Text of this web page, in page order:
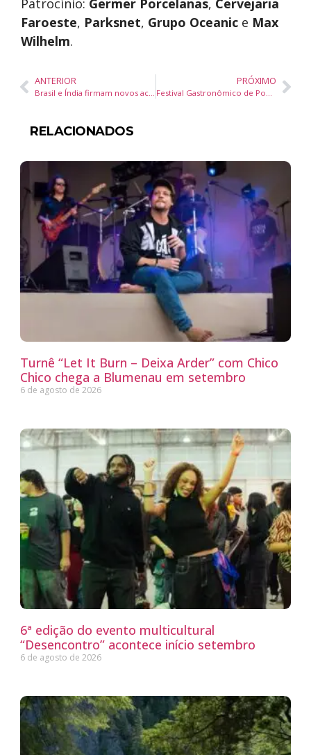
Patrocínio: Germer Porcelanas, Cervejaria
Faroeste, Parksnet, Grupo Oceanic e Max
Wilhelm.
ANTERIOR
Brasil e Índia firmam novos acordos em energia, segurança e tecnologia e reforçam aliança estratégica no Sul Global
PRÓXIMO
Festival Gastronômico de Pomerode leva visitantes a uma viagem de sabores
RELACIONADOS
Turnê “Let It Burn – Deixa Arder” com Chico
Chico chega a Blumenau em setembro
6 de agosto de 2026
6ª edição do evento multicultural
“Desencontro” acontece início setembro
6 de agosto de 2026